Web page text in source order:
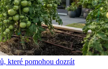
které pomohou dozrát